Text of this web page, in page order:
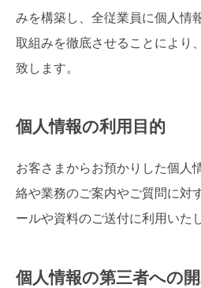
みを構築し、全従業員に個人情
取組みを徹底させることにより
致します。
個人情報の利用目的
お客さまからお預かりした個人
絡や業務のご案内やご質問に対
ールや資料のご送付に利用いた
個人情報の第三者への